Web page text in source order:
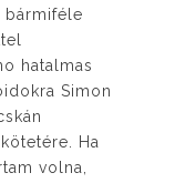
bármiféle
hatalmas
Simon
Ha
volna,